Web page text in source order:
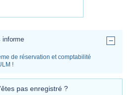
informe
de réservation et comptabilité
!
pas enregistré ?